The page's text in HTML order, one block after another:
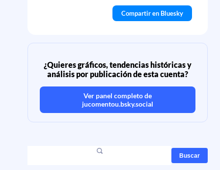
Compartir en Bluesky
¿Quieres gráficos, tendencias históricas y
análisis por publicación de esta cuenta?
Ver panel completo de
jucomentou.bsky.social
Buscar